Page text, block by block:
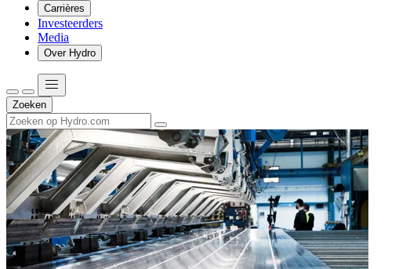
Carrières
Investeerders
Media
Over Hydro
Zoeken